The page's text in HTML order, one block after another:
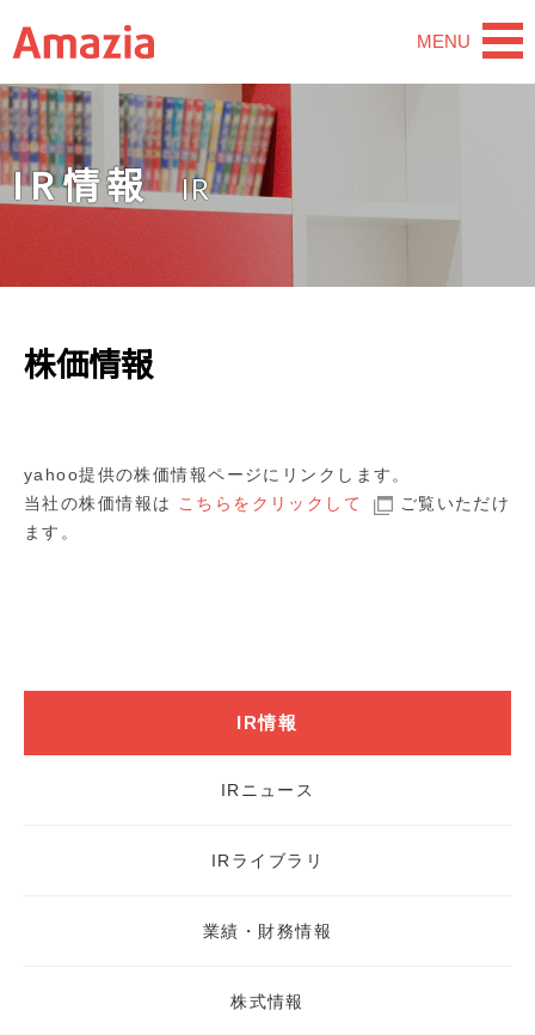
MENU
IR情報
株価情報
yahoo提供の株価情報ページにリンクします。
当社の株価情報は こちらをクリックして
ご覧いただけ
ます。
IR情報
IRニュース
IRライブラリ
業績・財務情報
株式情報